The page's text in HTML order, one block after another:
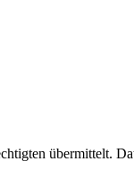
übermittelt.